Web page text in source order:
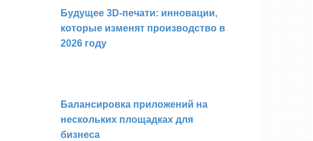
Будущее 3D-печати: инновации,
которые изменят производство в
2026 году
Балансировка приложений на
нескольких площадках для
бизнеса